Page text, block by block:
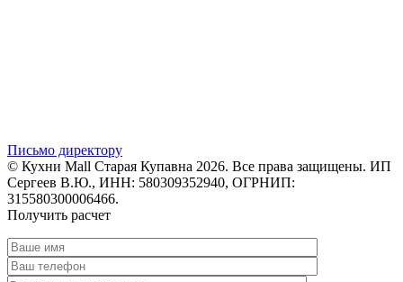
Письмо директору
© Кухни Mall Старая Купавна 2026. Все права защищены. ИП
Сергеев В.Ю., ИНН: 580309352940, ОГРНИП:
315580300006466.
Получить расчет